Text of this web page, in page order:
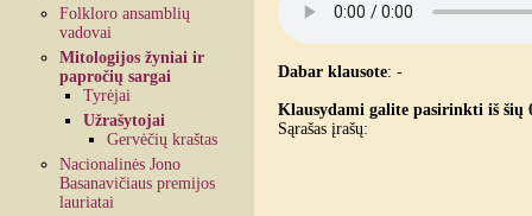
Folkloro ansamblių
vadovai
Mitologijos žyniai ir
papročių sargai
Tyrėjai
Užrašytojai
Gervėčių kraštas
Nacionalinės Jono
Basanavičiaus premijos
lauriatai
Dabar klausote: -
Klausydami galite pasirinkti iš šių
Sąrašas įrašų: